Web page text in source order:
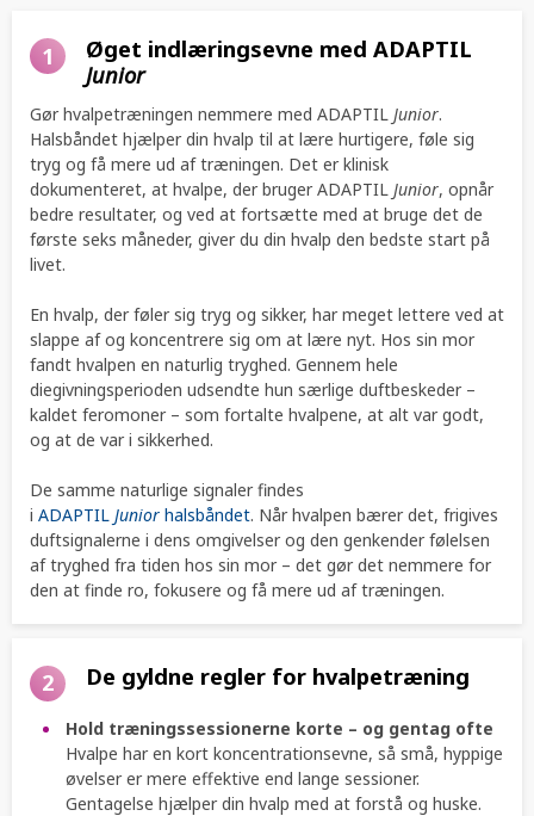
1
Øget indlæringsevne med ADAPTIL
Junior
Gør hvalpetræningen nemmere med ADAPTIL Junior.
Halsbåndet hjælper din hvalp til at lære hurtigere, føle sig
tryg og få mere ud af træningen. Det er klinisk
dokumenteret, at hvalpe, der bruger ADAPTIL Junior, opnår
bedre resultater, og ved at fortsætte med at bruge det de
første seks måneder, giver du din hvalp den bedste start på
livet.
En hvalp, der føler sig tryg og sikker, har meget lettere ved at
slappe af og koncentrere sig om at lære nyt. Hos sin mor
fandt hvalpen en naturlig tryghed. Gennem hele
diegivningsperioden udsendte hun særlige duftbeskeder –
kaldet feromoner – som fortalte hvalpene, at alt var godt,
og at de var i sikkerhed.
De samme naturlige signaler findes
i ADAPTIL Junior halsbåndet. Når hvalpen bærer det, frigives
duftsignalerne i dens omgivelser og den genkender følelsen
af tryghed fra tiden hos sin mor – det gør det nemmere for
den at finde ro, fokusere og få mere ud af træningen.
2 De gyldne regler for hvalpetræning
Hold træningssessionerne korte – og gentag ofte
Hvalpe har en kort koncentrationsevne, så små, hyppige
øvelser er mere effektive end lange sessioner.
Gentagelse hjælper din hvalp med at forstå og huske.